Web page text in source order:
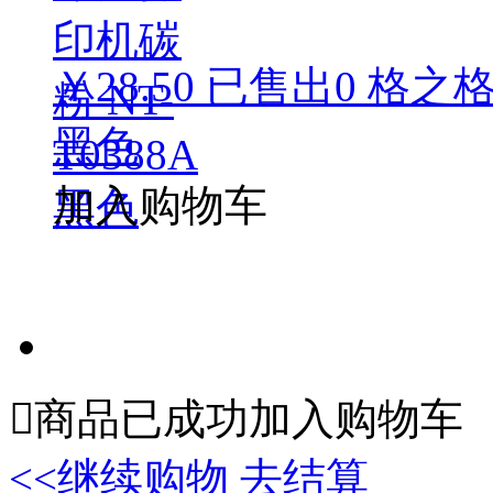
￥28.50 已售出0 格之
黑色
加入购物车
商品已成功加入购物车
<<继续购物 去结算